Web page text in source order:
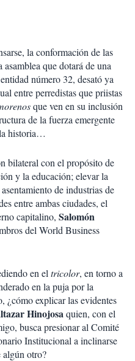
la conformación de las
que dotará de una
número 32, desató ya
entre perredistas que priistas
que ven en su inclusión
de la fuerza emergente
historia…
bilateral con el propósito de
y la educación; elevar la
de industrias de
entre ambas ciudades, el
capitalino, Salomón
del World Business
en el tricolor, en torno a
en la puja por la
¿cómo explicar las evidentes
Hinojosaquien, con el
busca presionar al Comité
Institucional a inclinarse
otro?